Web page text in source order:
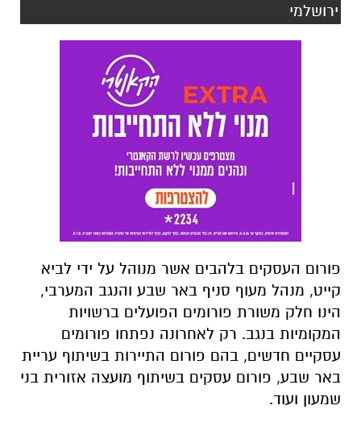
ירושלמי
פורום העסקים בלהבים אשר מנוהל על ידי לביא
קייט, מנהל מעוף סניף באר שבע והנגב המערבי,
הינו חלק משורת פורומים הפועלים ברשויות
המקומיות בנגב. רק לאחרונה נפתחו פורומים
עסקיים חדשים, בהם פורום התיירות בשיתוף עריית
באר שבע, פורום עסקים בשיתוף מועצה אזורית בני
שמעון ועוד.